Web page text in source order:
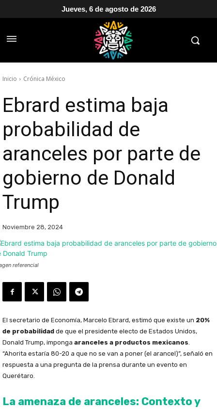
Jueves, 6 de agosto de 2026
Inicio Crónica México
Ebrard estima baja
probabilidad de
aranceles por parte de
gobierno de Donald
Trump
Noviembre 28, 2024
referencial
El secretario de Economía, Marcelo Ebrard, estimó que existe un 20%
de probabilidad de que el presidente electo de Estados Unidos,
Donald Trump, imponga aranceles a productos mexicanos.
“Ahorita estaría 80-20 a que no se van a poner (el arancel)”, señaló en
respuesta a una pregunta de la prensa durante un evento en
Querétaro.
La amenaza de aranceles: Contexto y